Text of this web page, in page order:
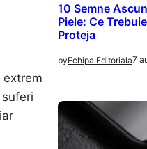
10 Semne
Piele: Ce
Proteja
byEchipa Editoriala7